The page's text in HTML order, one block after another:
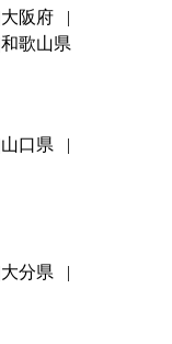
大阪府
和歌山県
山口県
大分県